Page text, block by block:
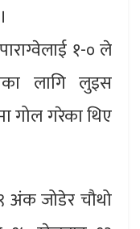
१-० ले
लागि लुइस
गरेका थिए
अंक जोडेर चौथो